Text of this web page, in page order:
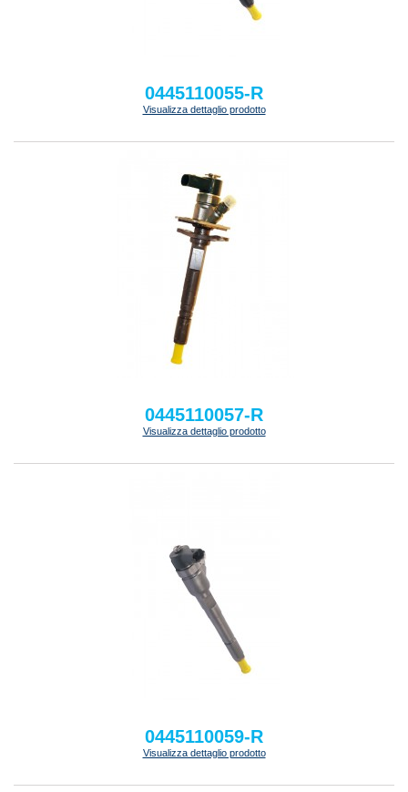
0445110055-R
Visualizza dettaglio prodotto
0445110057-R
Visualizza dettaglio prodotto
0445110059-R
Visualizza dettaglio prodotto